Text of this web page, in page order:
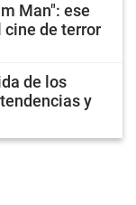
Man": ese
de terror
de los
y